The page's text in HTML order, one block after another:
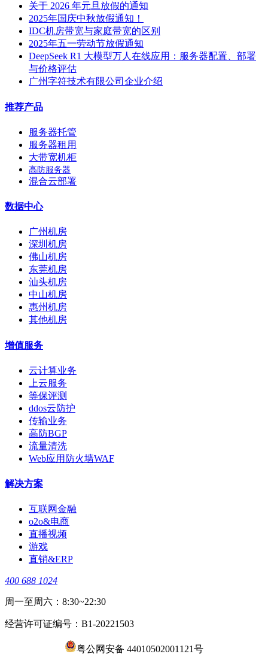
关于 2026 年元旦放假的通知
2025年国庆中秋放假通知！
IDC机房带宽与家庭带宽的区别
2025年五一劳动节放假通知
DeepSeek R1 大模型万人在线应用：服务器配置、部署
与价格评估
广州字符技术有限公司企业介绍
推荐产品
服务器托管
服务器租用
大带宽机柜
高防服务器
混合云部署
数据中心
广州机房
深圳机房
佛山机房
东莞机房
汕头机房
中山机房
惠州机房
其他机房
增值服务
云计算业务
上云服务
等保评测
ddos云防护
传输业务
高防BGP
流量清洗
Web应用防火墙WAF
解决方案
互联网金融
o2o&电商
直播视频
游戏
直销&ERP
400 688 1024
周一至周六：8:30~22:30
经营许可证编号：B1-20221503
粤公网安备 44010502001121号